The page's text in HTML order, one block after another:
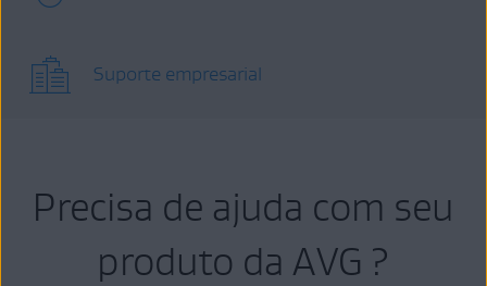
Suporte empresarial
Precisa de ajuda com seu
produto da AVG ?